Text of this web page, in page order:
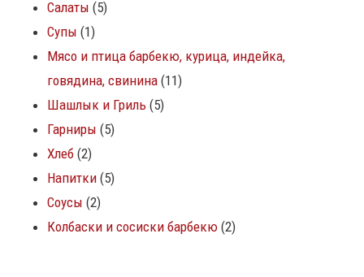
Салаты 5
Супы 1
Мясо и птица барбекю, курица, индейка,
говядина, свинина 11
Шашлык и Гриль 5
Гарниры 5
Хлеб 2
Напитки 5
Соусы 2
Колбаски и сосиски барбекю 2